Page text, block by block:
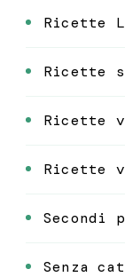
Ricette
Ricette
Ricette
Ricette
Secondi
Senza